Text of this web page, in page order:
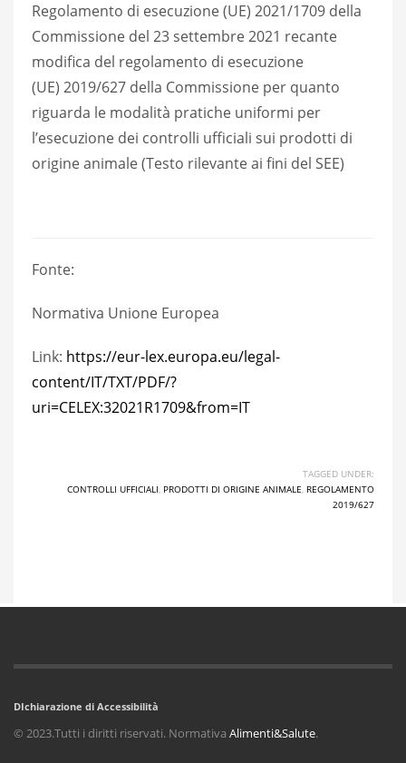
Regolamento di esecuzione (UE) 2021/1709 della
Commissione del 23 settembre 2021 recante
modifica del regolamento di esecuzione
(UE) 2019/627 della Commissione per quanto
riguarda le modalità pratiche uniformi per
l’esecuzione dei controlli ufficiali sui prodotti di
origine animale (Testo rilevante ai fini del SEE)
Fonte:
Normativa Unione Europea
Link: https://eur-lex.europa.eu/legal-
content/IT/TXT/PDF/?
uri=CELEX:32021R1709&from=IT
TAGGED UNDER:
CONTROLLI UFFICIALI, PRODOTTI DI ORIGINE ANIMALE, REGOLAMENTO
2019/627
DIchiarazione di Accessibilità
© 2023.Tutti i diritti riservati. Normativa Alimenti&Salute.